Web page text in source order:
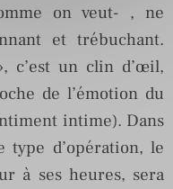
on veut- , ne
et trébuchant.
c’est un clin d’œil,
de l’émotion du
intime). Dans
type d’opération, le
à ses heures, sera